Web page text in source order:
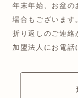
年末年始、お盆の
場合もございます
折り返しのご連絡
加盟法人にお電話